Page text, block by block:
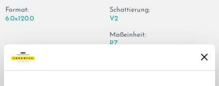
Format:
6.0x120.0
Schattierung:
V2
Maßeinheit:
PZ